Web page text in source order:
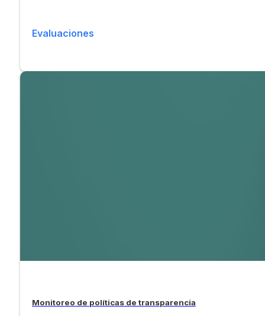
Evaluaciones
Monitoreo de políticas de transparencia